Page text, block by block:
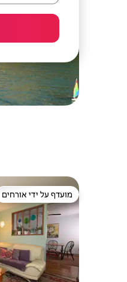
מועדף על ידי אורחים
מועדף על ידי אורחים